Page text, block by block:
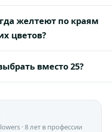
желтеют по краям
цветов?
вместо 25?
· 8 лет в профессии